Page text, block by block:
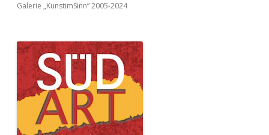
Galerie „KunstimSinn“ 2005-2024